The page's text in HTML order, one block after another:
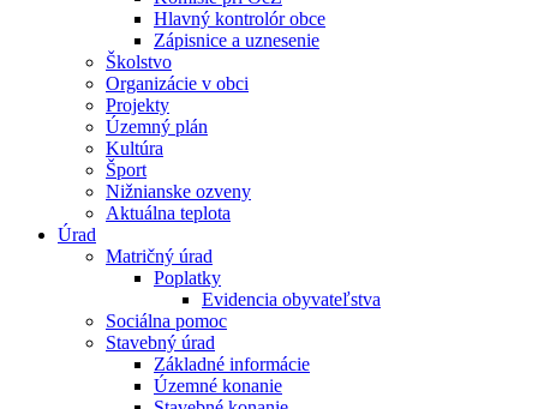
Hlavný kontrolór obce
Zápisnice a uznesenie
Školstvo
Organizácie v obci
Projekty
Územný plán
Kultúra
Šport
Nižnianske ozveny
Aktuálna teplota
Úrad
Matričný úrad
Poplatky
Evidencia obyvateľstva
Sociálna pomoc
Stavebný úrad
Základné informácie
Územné konanie